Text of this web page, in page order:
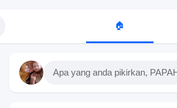
🏠
Apa yang anda pikirkan,